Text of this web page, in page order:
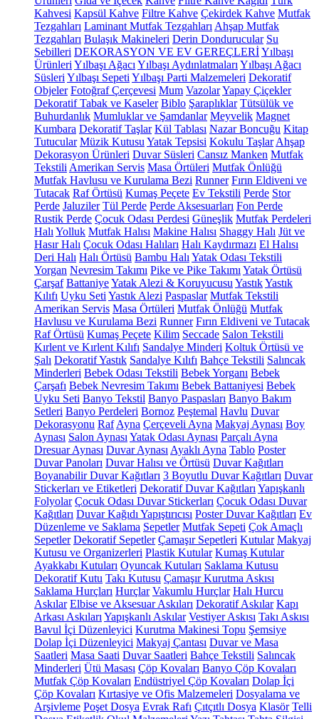
Kahvesi Kapsül Kahve Filtre Kahve Çekirdek Kahve Mutfak
Tezgahları Laminant Mutfak Tezgahları Ahşap Mutfak
Tezgahları Bulaşık Makineleri Derin Dondurucular Su
Sebilleri DEKORASYON VE EV GEREÇLERİYılbaşı
Ürünleri Yılbaşı Ağacı Yılbaşı Aydınlatmaları Yılbaşı Ağacı
Süsleri Yılbaşı Sepeti Yılbaşı Parti Malzemeleri Dekoratif
Objeler Fotoğraf Çerçevesi Mum VazolarYapay Çiçekler
Dekoratif Tabak ve Kaseler Biblo Şaraplıklar Tütsülük ve
Buhurdanlık Mumluklar ve Şamdanlar Meyvelik Magnet
Kumbara Dekoratif Taşlar Kül Tablası Nazar Boncuğu Kitap
Tutucular Müzik Kutusu Yatak Tepsisi Kokulu Taşlar Ahşap
Dekorasyon Ürünleri Duvar Süsleri Cansız Manken Mutfak
Tekstili Amerikan Servis Masa Örtüleri Mutfak Önlüğü
Mutfak Havlusu ve Kurulama Bezi Runner Fırın Eldiveni ve
Tutacak Raf Örtüsü Kumaş Peçete Ev Tekstili Perde Stor
Perde Jaluziler Tül Perde Perde Aksesuarları Fon Perde
Rustik Perde Çocuk Odası Perdesi Güneşlik Mutfak Perdeleri
Halı Yolluk Mutfak Halısı Makine Halısı Shaggy Halı Jüt ve
Hasır Halı Çocuk Odası Halıları Halı Kaydırmazı El Halısı
Deri Halı Halı Örtüsü Bambu Halı Yatak Odası Tekstili
Yorgan Nevresim Takımı Pike ve Pike Takımı Yatak Örtüsü
Çarşaf BattaniyeYatak Alezi & Koruyucusu YastıkYastık
Kılıfı Uyku Seti Yastık Alezi Paspaslar Mutfak Tekstili
Amerikan Servis Masa Örtüleri Mutfak Önlüğü Mutfak
Havlusu ve Kurulama Bezi Runner Fırın Eldiveni ve Tutacak
Raf Örtüsü Kumaş Peçete Kilim Seccade Salon Tekstili
Kırlent ve Kırlent Kılıfı Sandalye Minderi Koltuk Örtüsü ve
Şalı Dekoratif Yastık Sandalye Kılıfı Bahçe Tekstili Salıncak
Minderleri Bebek Odası Tekstili Bebek Yorganı Bebek
Çarşafı Bebek Nevresim Takımı Bebek Battaniyesi Bebek
Uyku Seti Banyo Tekstil Banyo Paspasları Banyo Bakım
Setleri Banyo Perdeleri Bornoz Peştemal Havlu Duvar
Dekorasyonu Raf Ayna Çerçeveli Ayna Makyaj Aynası Boy
Aynası Salon Aynası Yatak Odası Aynası Parçalı Ayna
Dresuar Aynası Duvar Aynası Ayaklı Ayna Tablo Poster
Duvar Panoları Duvar Halısı ve Örtüsü Duvar Kağıtları
Boyanabilir Duvar Kağıtları 3 Boyutlu Duvar Kağıtları Duvar
Stickerları ve Etiketleri Dekoratif Duvar Kağıtları Yapışkanlı
Folyolar Çocuk Odası Duvar Stickerları Çocuk Odası Duvar
Kağıtları Duvar Kağıdı Yapıştırıcısı Poster Duvar Kağıtları Ev
Düzenleme ve Saklama Sepetler Mutfak Sepeti Çok Amaçlı
Sepetler Dekoratif Sepetler Çamaşır Sepetleri Kutular Makyaj
Kutusu ve Organizerleri Plastik Kutular Kumaş Kutular
Ayakkabı Kutuları Oyuncak Kutuları Saklama Kutusu
Dekoratif Kutu Takı Kutusu Çamaşır Kurutma Askısı
Saklama Hurçları Hurçlar Vakumlu Hurçlar Halı Hurcu
Askılar Elbise ve Aksesuar Askıları Dekoratif Askılar Kapı
Arkası Askıları Yapışkanlı Askılar Vestiyer Askısı Takı Askısı
Bavul İçi Düzenleyici Kurutma Makinesi Topu Şemsiye
Dolap İçi Düzenleyici Makyaj Çantası Duvar ve Masa
Saatleri Masa Saati Duvar Saatleri Bahçe Tekstili Salıncak
Minderleri Ütü Masası Çöp Kovaları Banyo Çöp Kovaları
Mutfak Çöp Kovaları Endüstriyel Çöp Kovaları Dolap İçi
Çöp Kovaları Kırtasiye ve Ofis Malzemeleri Dosyalama ve
Arşivleme Poşet Dosya Evrak Rafı Çıtçıtlı Dosya Klasör Telli